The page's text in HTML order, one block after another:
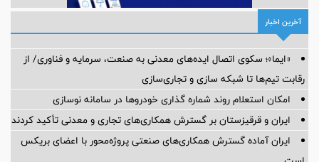
آخرین اخبار
«ایما»؛ سکوی اتصال ایده‌های معدنی به صنعت، سرمایه و فناوری/ از
رقابت تیم‌ها تا شبکه سازی و تجاری‌سازی
امکان استعلام روند شماره گذاری خودروها در سامانه نوسازی
ایران و قرقیزستان بر گسترش همکاری‌های تجاری و معدنی تأکید کردند
ایران آماده گسترش همکاری‌های صنعتی پروژه‌محور با اعضای بریکس